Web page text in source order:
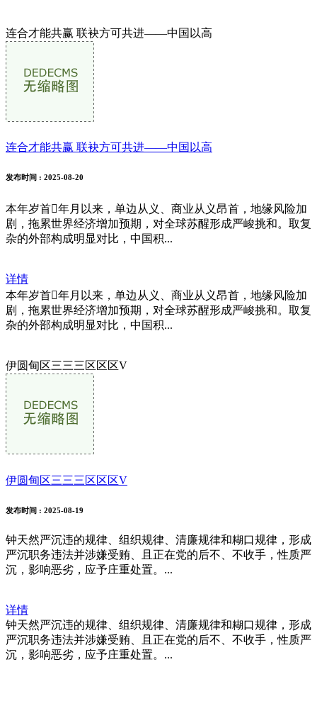
连合才能共赢 联袂方可共进——中国以高
连合才能共赢 联袂方可共进——中国以高
发布时间 : 2025-08-20
本年岁首年月以来，单边从义、商业从义昂首，地缘风险加
剧，拖累世界经济增加预期，对全球苏醒形成严峻挑和。取复
杂的外部构成明显对比，中国积...
详情
本年岁首年月以来，单边从义、商业从义昂首，地缘风险加
剧，拖累世界经济增加预期，对全球苏醒形成严峻挑和。取复
杂的外部构成明显对比，中国积...
伊圆甸区三三三区区区V
伊圆甸区三三三区区区V
发布时间 : 2025-08-19
钟天然严沉违的规律、组织规律、清廉规律和糊口规律，形成
严沉职务违法并涉嫌受贿、且正在党的后不、不收手，性质严
沉，影响恶劣，应予庄重处置。...
详情
钟天然严沉违的规律、组织规律、清廉规律和糊口规律，形成
严沉职务违法并涉嫌受贿、且正在党的后不、不收手，性质严
沉，影响恶劣，应予庄重处置。...